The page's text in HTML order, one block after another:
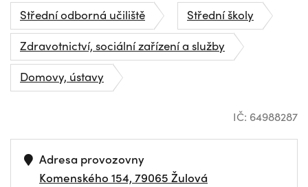
Střední odborná učiliště
Střední školy
Zdravotnictví, sociální zařízení a služby
Domovy, ústavy
IČ: 64988287
Adresa provozovny
Komenského 154, 79065 Žulová